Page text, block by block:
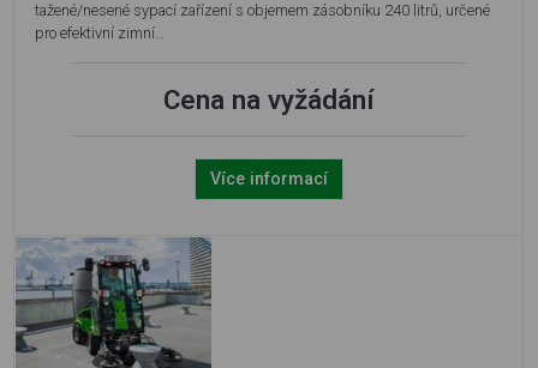
tažené/nesené sypací zařízení s objemem zásobníku 240 litrů, určené
pro efektivní zimní…
Cena na vyžádání
Více informací